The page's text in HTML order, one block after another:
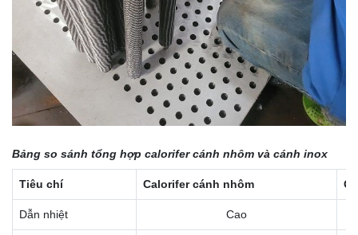
Bảng so sánh tổng hợp calorifer cánh nhôm và cánh inox
Tiêu chí Calorifer cánh nhôm
Dẫn nhiệt Cao